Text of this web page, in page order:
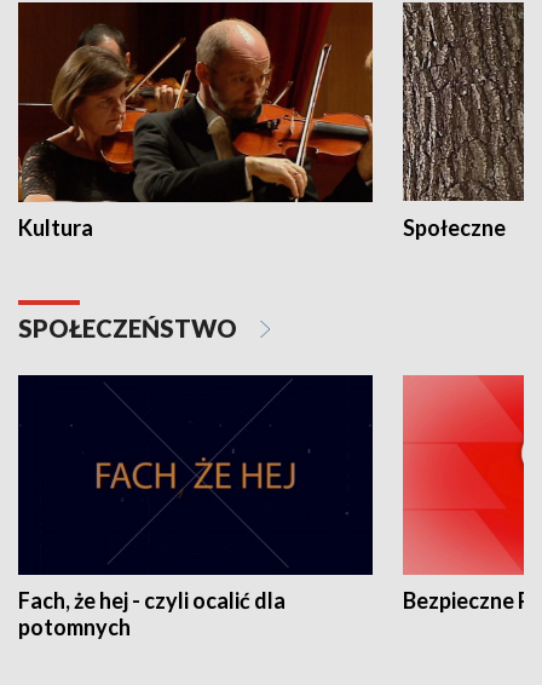
Kultura Społeczne
SPOŁECZEŃSTWO
Fach, że hej - czyli ocalić dla
potomnych
Bezpieczne